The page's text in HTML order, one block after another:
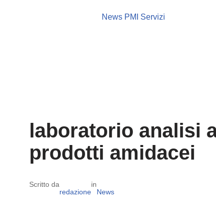
News PMI Servizi
laboratorio analisi
prodotti amidacei
Scritto da
redazione
in
News